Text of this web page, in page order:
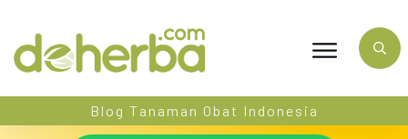
Blog Tanaman Obat Indonesia